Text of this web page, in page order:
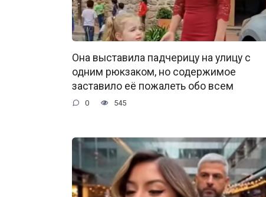
Она выставила падчерицу на улицу с
одним рюкзаком, но содержимое
заставило её пожалеть обо всем
0 545